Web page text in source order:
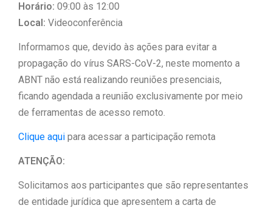
Horário: 09:00 às 12:00
Local: Videoconferência
Informamos que, devido às ações para evitar a
propagação do vírus SARS-CoV-2, neste momento a
ABNT não está realizando reuniões presenciais,
ficando agendada a reunião exclusivamente por meio
de ferramentas de acesso remoto.
Clique aqui para acessar a participação remota
ATENÇÃO:
Solicitamos aos participantes que são representantes
de entidade jurídica que apresentem a carta de